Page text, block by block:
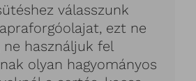
válasszunk
ezt ne
használjuk fel
olyan hagyományos